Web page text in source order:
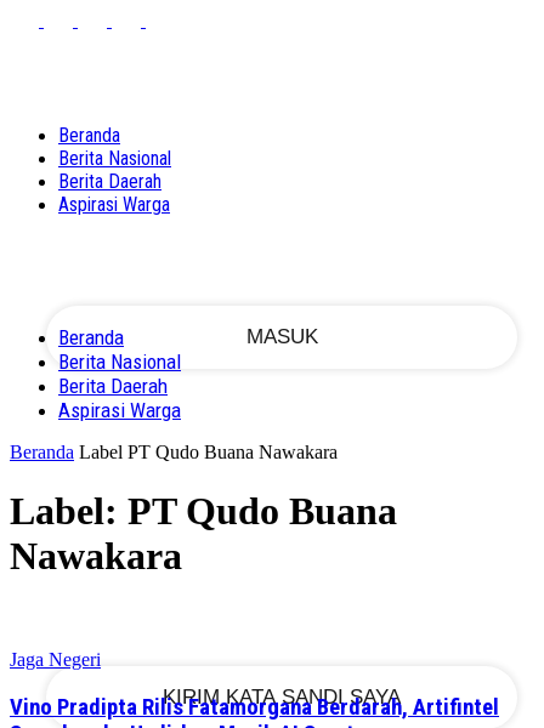
Beranda
Berita Nasional
Berita Daerah
Aspirasi Warga
Memulihkan kata sandi anda
Beranda
Berita Nasional
Berita Daerah
Aspirasi Warga
Beranda Label PT Qudo Buana Nawakara
Label: PT Qudo Buana
Nawakara
Jaga Negeri
Vino Pradipta Rilis Fatamorgana Berdarah, Artifintel